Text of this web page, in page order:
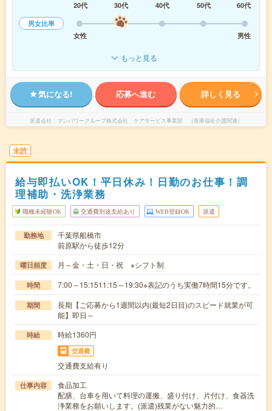
20代
30代 40代 50代
60代
男女比率
女性
男性
もっと見る
気になる! 応募へ進む 詳しく見る
派遣会社 マンパワーグループ株式会社 ケアサービス事業部 （医療福祉介護関連）
未読
給与即払いOK！平日休み！日勤のお仕事！調
理補助・洗浄業務
職種未経験OK 交通費別途支給あり WEB登録OK 派遣
勤務地
千葉県船橋市
前原駅から徒歩12分
曜日頻度 月～金・土・日・祝 ※シフト制
時間 7:00～15:1511:15～19:30※表記のうち実働7時間15分です。
期間
長期【ご応募から1週間以内(最短2日目)のスピード就業が可
能】即日～
時給 時給1360円
交通費
交通費支給有り
仕事内容
食品加工
配膳、台車を用いて料理の運搬、盛り付け、片付け、食器洗
浄業務をお願いします。(派遣)残業がない魅力的…